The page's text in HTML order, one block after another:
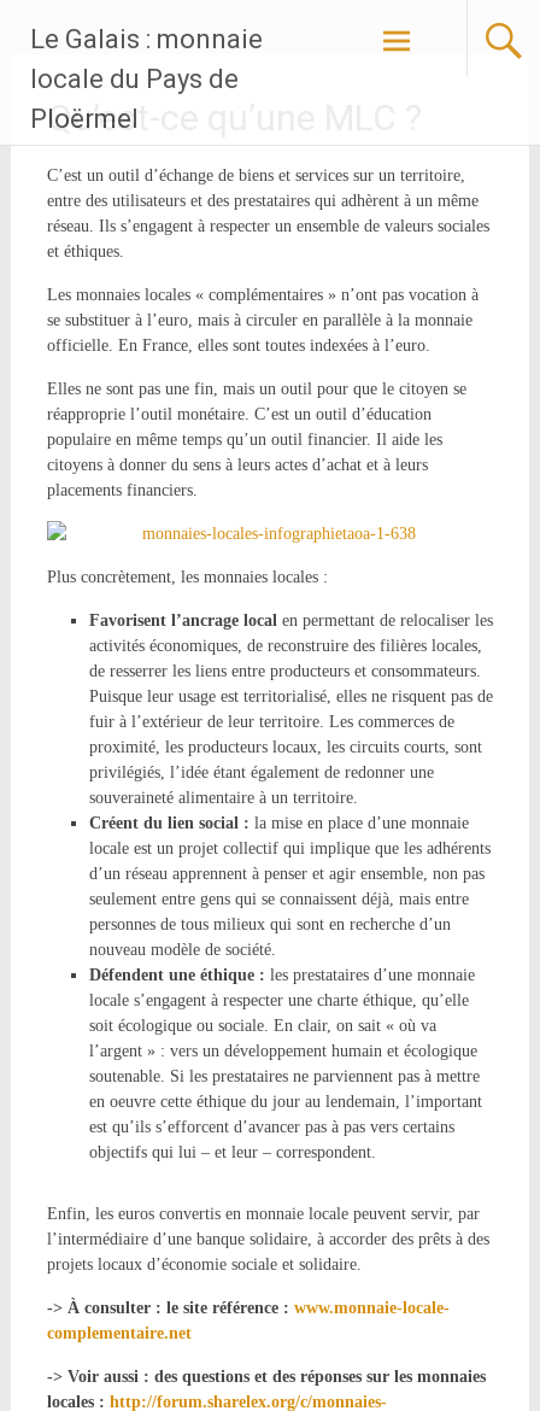
principal
Le Galais : monnaie
locale du Pays de
Ploërmel
Qu’est-ce qu’une MLC ?
C’est un outil d’échange de biens et services sur un territoire,
entre des utilisateurs et des prestataires qui adhèrent à un même
réseau. Ils s’engagent à respecter un ensemble de valeurs sociales
et éthiques.
Les monnaies locales « complémentaires » n’ont pas vocation à
se substituer à l’euro, mais à circuler en parallèle à la monnaie
officielle. En France, elles sont toutes indexées à l’euro.
Elles ne sont pas une fin, mais un outil pour que le citoyen se
réapproprie l’outil monétaire. C’est un outil d’éducation
populaire en même temps qu’un outil financier. Il aide les
citoyens à donner du sens à leurs actes d’achat et à leurs
placements financiers.
Plus concrètement, les monnaies locales :
Favorisent l’ancrage local en permettant de relocaliser les
activités économiques, de reconstruire des filières locales,
de resserrer les liens entre producteurs et consommateurs.
Puisque leur usage est territorialisé, elles ne risquent pas de
fuir à l’extérieur de leur territoire. Les commerces de
proximité, les producteurs locaux, les circuits courts, sont
privilégiés, l’idée étant également de redonner une
souveraineté alimentaire à un territoire.
Créent du lien social : la mise en place d’une monnaie
locale est un projet collectif qui implique que les adhérents
d’un réseau apprennent à penser et agir ensemble, non pas
seulement entre gens qui se connaissent déjà, mais entre
personnes de tous milieux qui sont en recherche d’un
nouveau modèle de société.
Défendent une éthique : les prestataires d’une monnaie
locale s’engagent à respecter une charte éthique, qu’elle
soit écologique ou sociale. En clair, on sait « où va
l’argent » : vers un développement humain et écologique
soutenable. Si les prestataires ne parviennent pas à mettre
en oeuvre cette éthique du jour au lendemain, l’important
est qu’ils s’efforcent d’avancer pas à pas vers certains
objectifs qui lui – et leur – correspondent.
Enfin, les euros convertis en monnaie locale peuvent servir, par
l’intermédiaire d’une banque solidaire, à accorder des prêts à des
projets locaux d’économie sociale et solidaire.
-> À consulter : le site référence : www.monnaie-locale-
complementaire.net
-> Voir aussi : des questions et des réponses sur les monnaies
locales : http://forum.sharelex.org/c/monnaies-